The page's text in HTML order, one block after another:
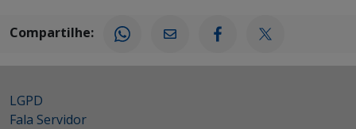
Compartilhe:
LGPD
Fala Servidor